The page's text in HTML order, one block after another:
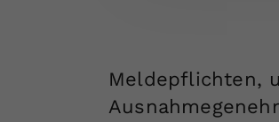
Meldepflichten,